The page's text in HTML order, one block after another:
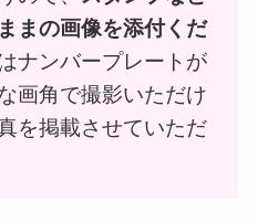
まの画像を添付くだ
ナンバープレートが
画角で撮影いただけ
を掲載させていただ